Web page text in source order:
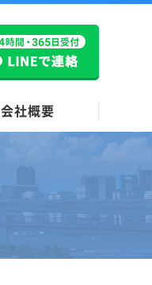
会社概要